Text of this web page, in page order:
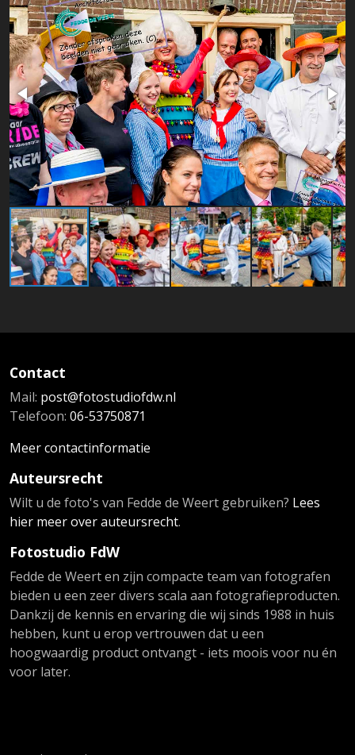
Contact
Mail: post@fotostudiofdw.nl
Telefoon: 06-53750871
Meer contactinformatie
Auteursrecht
Wilt u de foto's van Fedde de Weert gebruiken? Lees
hier meer over auteursrecht.
Fotostudio FdW
Fedde de Weert en zijn compacte team van fotografen
bieden u een zeer divers scala aan fotografieproducten.
Dankzij de kennis en ervaring die wij sinds 1988 in huis
hebben, kunt u erop vertrouwen dat u een
hoogwaardig product ontvangt - iets moois voor nu én
voor later.